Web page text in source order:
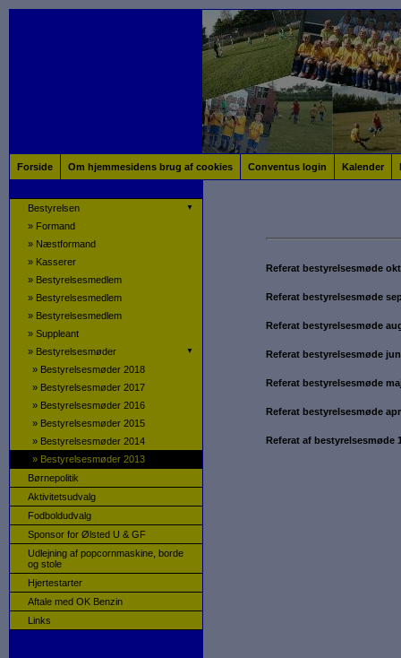
Forside Om hjemmesidens brug af cookies Conventus login Kalender
▼
Bestyrelsen
» Formand
» Næstformand
» Kasserer
» Bestyrelsesmedlem
» Bestyrelsesmedlem
» Bestyrelsesmedlem
» Suppleant
▼
» Bestyrelsesmøder
» Bestyrelsesmøder 2018
» Bestyrelsesmøder 2017
» Bestyrelsesmøder 2016
» Bestyrelsesmøder 2015
» Bestyrelsesmøder 2014
» Bestyrelsesmøder 2013
Børnepolitik
Aktivitetsudvalg
Fodboldudvalg
Sponsor for Ølsted U & GF
Udlejning af popcornmaskine, borde
og stole
Hjertestarter
Aftale med OK Benzin
Links
Referat bestyrelsesmøde
Referat bestyrelsesmøde
Referat bestyrelsesmøde
Referat bestyrelsesmøde
Referat bestyrelsesmøde
Referat bestyrelsesmøde
Referat af bestyrelsesmøde